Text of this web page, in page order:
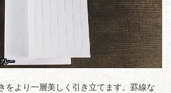
をより一層美しく引き立てます。罫線な